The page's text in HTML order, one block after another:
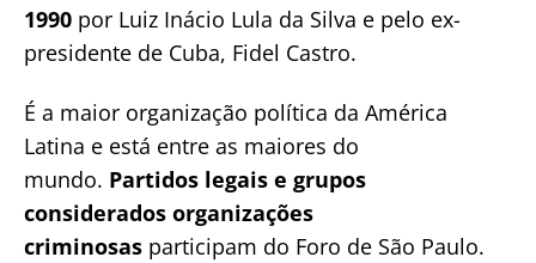
1990 por Luiz Inácio Lula da Silva e pelo ex-
presidente de Cuba, Fidel Castro.
É a maior organização política da América
Latina e está entre as maiores do
mundo. Partidos legais e grupos
considerados organizações
criminosas participam do Foro de São Paulo.